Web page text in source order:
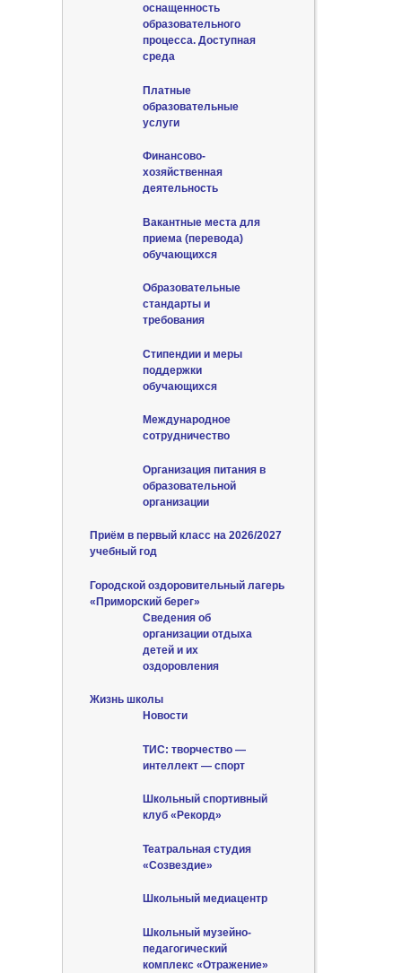
оснащенность
образовательного
процесса. Доступная
среда
Платные
образовательные
услуги
Финансово-
хозяйственная
деятельность
Вакантные места для
приема (перевода)
обучающихся
Образовательные
стандарты и
требования
Стипендии и меры
поддержки
обучающихся
Международное
сотрудничество
Организация питания в
образовательной
организации
Приём в первый класс на 2026/2027
учебный год
Городской оздоровительный лагерь
«Приморский берег»
Сведения об
организации отдыха
детей и их
оздоровления
Жизнь школы
Новости
ТИС: творчество —
интеллект — спорт
Школьный спортивный
клуб «Рекорд»
Театральная студия
«Созвездие»
Школьный медиацентр
Школьный музейно-
педагогический
комплекс «Отражение»